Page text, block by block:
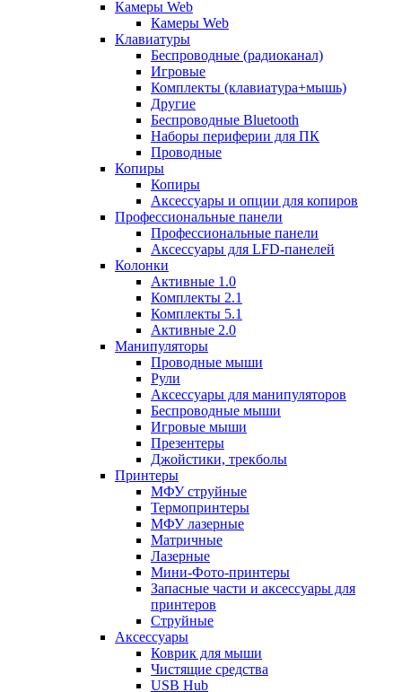
Камеры Web
Камеры Web
Клавиатуры
Беспроводные (радиоканал)
Игровые
Комплекты (клавиатура+мышь)
Другие
Беспроводные Bluetooth
Наборы периферии для ПК
Проводные
Копиры
Копиры
Аксессуары и опции для копиров
Профессиональные панели
Профессиональные панели
Аксессуары для LFD-панелей
Колонки
Активные 1.0
Комплекты 2.1
Комплекты 5.1
Активные 2.0
Манипуляторы
Проводные мыши
Рули
Аксессуары для манипуляторов
Беспроводные мыши
Игровые мыши
Презентеры
Джойстики, трекболы
Принтеры
МФУ струйные
Термопринтеры
МФУ лазерные
Матричные
Лазерные
Мини-Фото-принтеры
Запасные части и аксессуары для
принтеров
Струйные
Аксессуары
Коврик для мыши
Чистящие средства
USB Hub